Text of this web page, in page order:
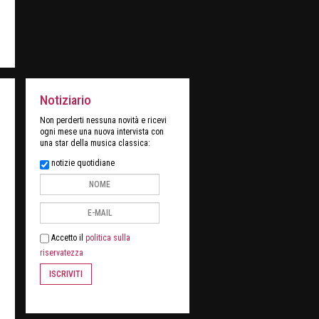
Notiziario
Non perderti nessuna novità e ricevi
ogni mese una nuova intervista con
una star della musica classica:
notizie quotidiane
Accetto il politica sulla
riservatezza
ISCRIVITI